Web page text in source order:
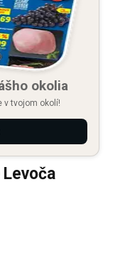
okolia
v tvojom okolí!